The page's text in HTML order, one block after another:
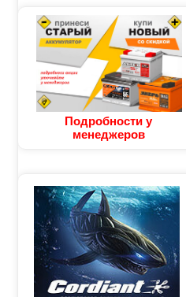
Подробности у
менеджеров